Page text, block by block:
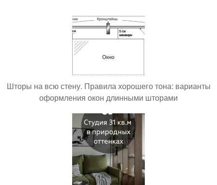
Шторы на всю стену. Правила хорошего тона: варианты
оформления окон длинными шторами